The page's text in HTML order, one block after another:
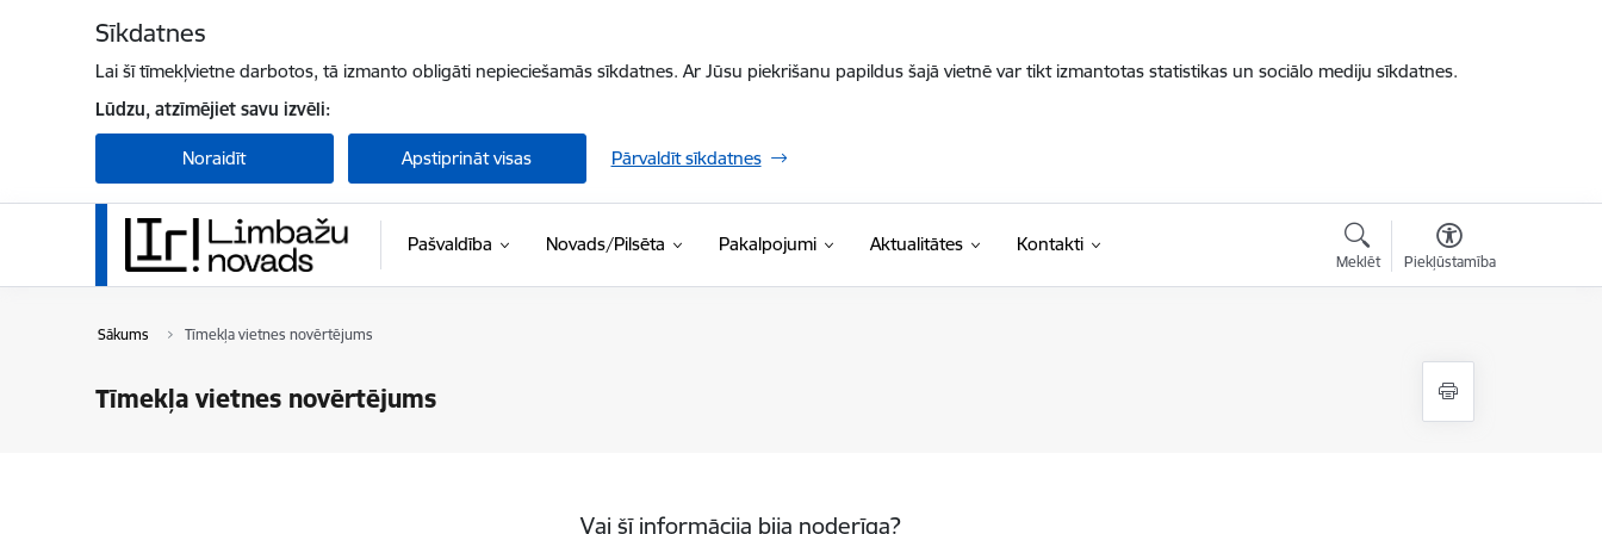
Sīkdatnes
Lai šī tīmekļvietne darbotos, tā izmanto obligāti nepieciešamās sīkdatnes. Ar Jūsu piekrišanu papildus šajā vietnē var tikt izmantotas statistikas un sociālo mediju sīkdatnes.
Lūdzu, atzīmējiet savu izvēli:
Noraidīt Apstiprināt visas Pārvaldīt sīkdatnes
Pašvaldība Novads/Pilsēta Pakalpojumi Aktualitātes Kontakti
Meklēt Piekļūstamība
Sākums Tīmekļa vietnes novērtējums
Tīmekļa vietnes novērtējums
Vai šī informācija bija noderīga?